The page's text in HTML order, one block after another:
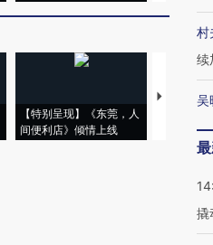
【特别呈现】《东莞，人
间便利店》倾情上线
【推广】
村
续
吴
撬